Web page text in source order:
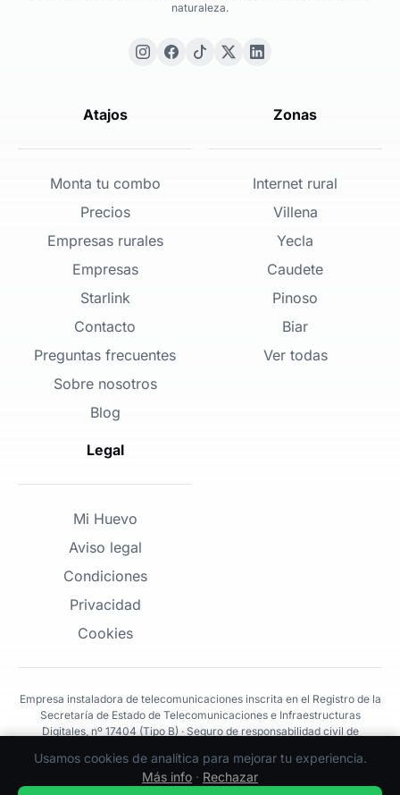
naturaleza.
Atajos
Monta tu combo
Precios
Empresas rurales
Empresas
Starlink
Contacto
Preguntas frecuentes
Sobre nosotros
Blog
Zonas
Internet rural
Villena
Yecla
Caudete
Pinoso
Biar
Ver todas
Legal
Mi Huevo
Aviso legal
Condiciones
Privacidad
Cookies
Empresa instaladora de telecomunicaciones inscrita en el Registro de la
Secretaría de Estado de Telecomunicaciones e Infraestructuras
Digitales, nº 17404 (Tipo B) · Seguro de responsabilidad civil de
Red Huevo® · redhuevo.com · Producción · v1.0
Usamos cookies de analítica para mejorar tu experiencia.
Más info · Rechazar